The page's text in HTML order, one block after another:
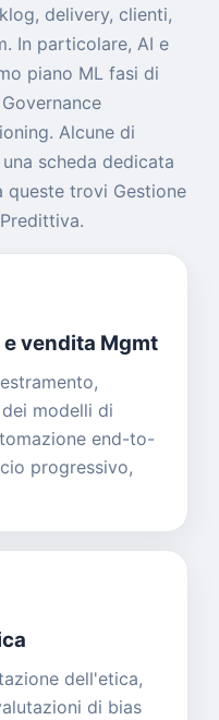
delivery, clienti,
In particolare, AI e
piano ML fasi di
Alcune di
scheda dedicata
queste trovi Gestione
vendita Mgmt
modelli di
end-to-
progressivo,
dell'etica,
di bias